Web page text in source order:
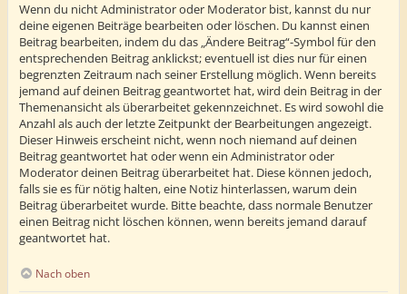
Wenn du nicht Administrator oder Moderator bist, kannst du nur
deine eigenen Beiträge bearbeiten oder löschen. Du kannst einen
Beitrag bearbeiten, indem du das „Ändere Beitrag“-Symbol für den
entsprechenden Beitrag anklickst; eventuell ist dies nur für einen
begrenzten Zeitraum nach seiner Erstellung möglich. Wenn bereits
jemand auf deinen Beitrag geantwortet hat, wird dein Beitrag in der
Themenansicht als überarbeitet gekennzeichnet. Es wird sowohl die
Anzahl als auch der letzte Zeitpunkt der Bearbeitungen angezeigt.
Dieser Hinweis erscheint nicht, wenn noch niemand auf deinen
Beitrag geantwortet hat oder wenn ein Administrator oder
Moderator deinen Beitrag überarbeitet hat. Diese können jedoch,
falls sie es für nötig halten, eine Notiz hinterlassen, warum dein
Beitrag überarbeitet wurde. Bitte beachte, dass normale Benutzer
einen Beitrag nicht löschen können, wenn bereits jemand darauf
geantwortet hat.
Nach oben